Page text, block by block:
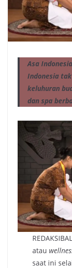
Asa
Indonesia
keluhuran
dan spa
atau
saat ini